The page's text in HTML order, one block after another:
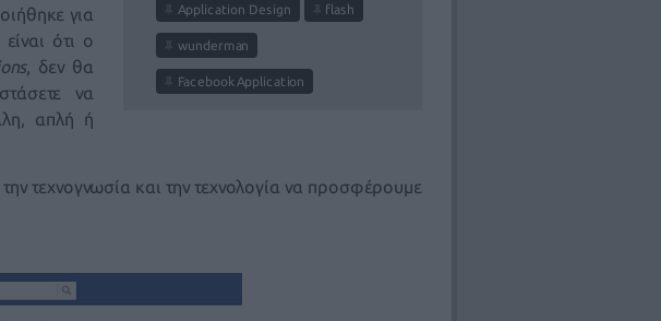
Application Design flash
wunderman
Facebook Application
για
είναι ότι ο
, δεν θα
να
απλή ή
τεχνογνωσία και την τεχνολογία να προσφέρουμε